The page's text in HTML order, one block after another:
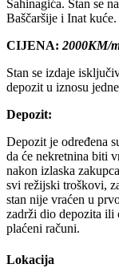
Šahinagića. Stan se
Baščaršije i Inat kuće.
CIJENA: 2000KM/
Stan se izdaje
depozit u iznosu
Depozit:
Depozit je određena
da će nekretnina biti
nakon izlaska
svi režijski troškovi,
stan nije vraćen u
zadrži dio depozita ili
plaćeni računi.
Lokacija